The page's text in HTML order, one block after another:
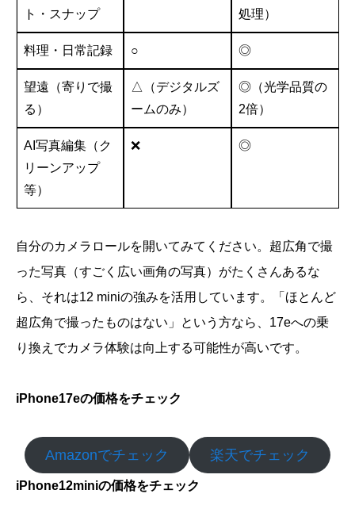
ト・スナップ
処理）
料理・日常記録 ○ ◎
望遠（寄りで撮
る）
△（デジタルズ
ームのみ）
◎（光学品質の
2倍）
AI写真編集（ク
リーンアップ
等）
❌ ◎
自分のカメラロールを開いてみてください。超広角で撮
った写真（すごく広い画角の写真）がたくさんあるな
ら、それは12 miniの強みを活用しています。「ほとんど
超広角で撮ったものはない」という方なら、17eへの乗
り換えでカメラ体験は向上する可能性が高いです。
iPhone17eの価格をチェック
Amazonでチェック 楽天でチェック
iPhone12miniの価格をチェック